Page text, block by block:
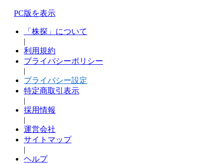
PC版を表示
「株探」について
|
利用規約
プライバシーポリシー
|
プライバシー設定
特定商取引表示
|
採用情報
|
運営会社
サイトマップ
|
ヘルプ